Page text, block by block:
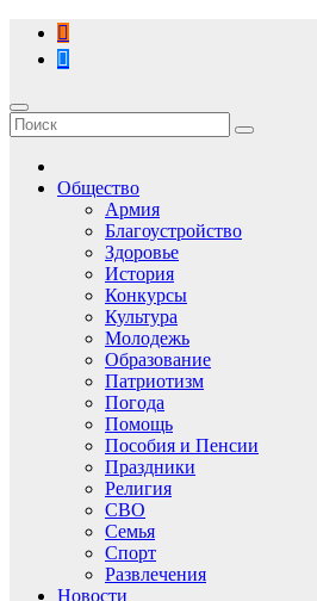
Перейти
содержимому
Общество
Армия
Благоустройство
Здоровье
История
Конкурсы
Культура
Молодежь
Образование
Патриотизм
Погода
Помощь
Пособия и Пенсии
Праздники
Религия
СВО
Семья
Спорт
Развлечения
Новости